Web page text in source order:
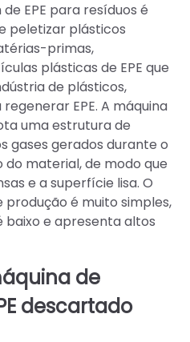
EPE para resíduos é
peletizar plásticos
primas,
plásticas de EPE que
de plásticos,
EPE. A máquina
uma estrutura de
gases gerados durante o
material, de modo que
e a superfície lisa. O
é muito simples,
baixo e apresenta altos
de
descartado